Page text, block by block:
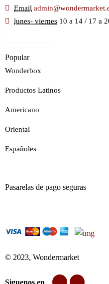
Email
lunes- viernes 10 a 14 / 17 a
Popular
Wonderbox
Productos Latinos
Americano
Oriental
Españoles
Pasarelas de pago seguras
© 2023, Wondermarket
Siguenos en